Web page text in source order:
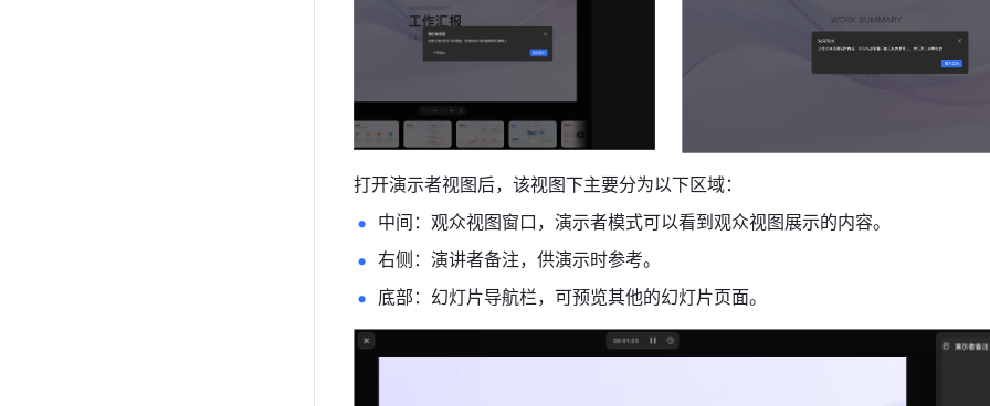
打开演示者视图后，该视图下主要分为以下区域：
中间：观众视图窗口，演示者模式可以看到观众视图展示的内容。
右侧：演讲者备注，供演示时参考。
底部：幻灯片导航栏，可预览其他的幻灯片页面。